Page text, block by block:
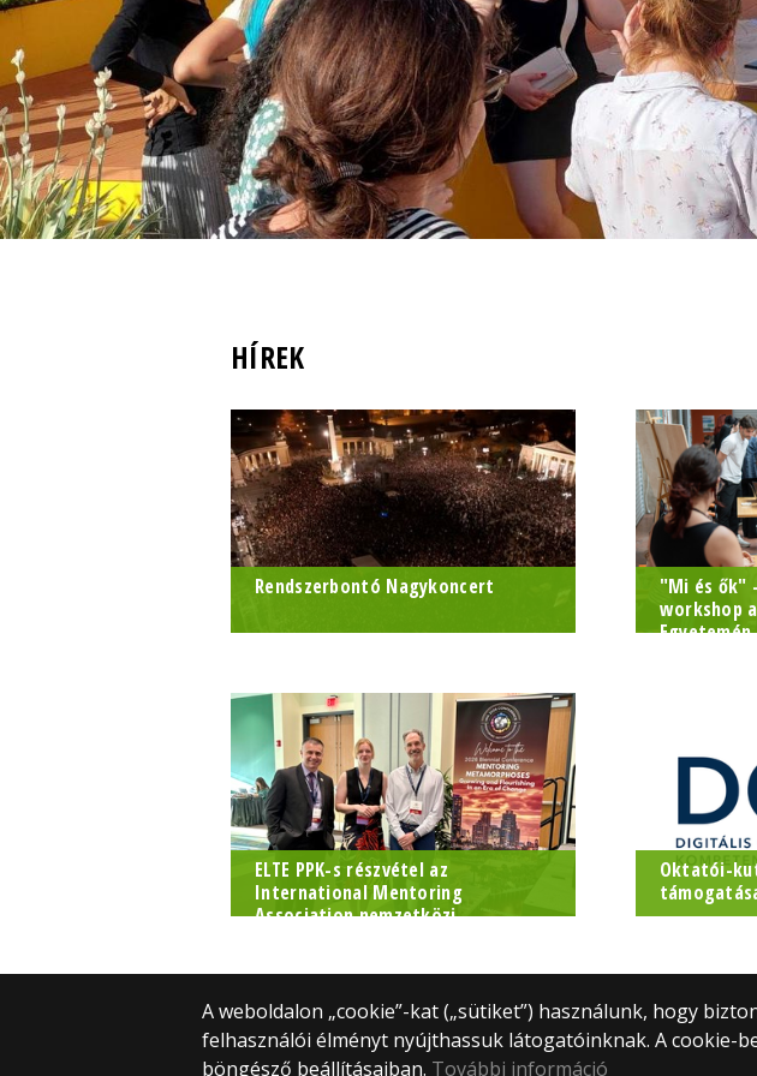
HÍREK
Rendszerbontó Nagykoncert
előtti Rendszerbontó
Nagykoncerten végzett ELTE-s
kutatásról
"Mi és ők"
workshop
Egyetemén
ELTE PPK-s részvétel az
International Mentoring
Association nemzetközi...
Oktatói-
A weboldalon „cookie”-kat („sütiket”) használunk, hogy
felhasználói élményt nyújthassuk látogatóinknak. A cookie-
böngésző beállításaiban. További információ